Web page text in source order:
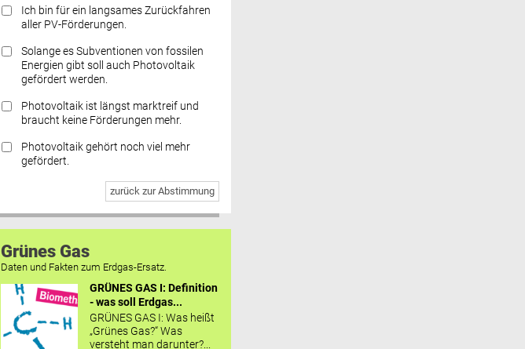
Datenschutz FAQs
Ich bin für ein langsames Zurückfahren
aller PV-Förderungen.
Solange es Subventionen von fossilen
Energien gibt soll auch Photovoltaik
gefördert werden.
Photovoltaik ist längst marktreif und
braucht keine Förderungen mehr.
Photovoltaik gehört noch viel mehr
gefördert.
zurück zur Abstimmung
Grünes Gas
Daten und Fakten zum Erdgas-Ersatz.
GRÜNES GAS I: Definition
- was soll Erdgas...
GRÜNES GAS I: Was heißt
„Grünes Gas?“ Was
versteht man darunter?...